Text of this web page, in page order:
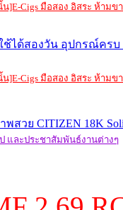
]E-Cigs มือสอง อิสระ ห้ามข
ใช้ได้สองวัน อุปกรณ์คร
]E-Cigs มือสอง อิสระ ห้ามข
พสวย CITIZEN 18K
และประชาสัมพันธ์งานต่างๆ